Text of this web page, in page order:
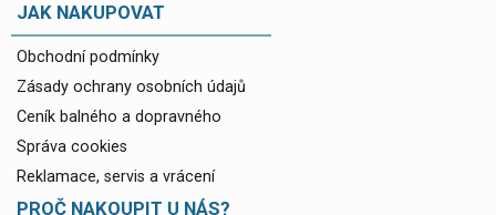
JAK NAKUPOVAT
Obchodní podmínky
Zásady ochrany osobních údajů
Ceník balného a dopravného
Správa cookies
Reklamace, servis a vrácení
PROČ NAKOUPIT U NÁS?